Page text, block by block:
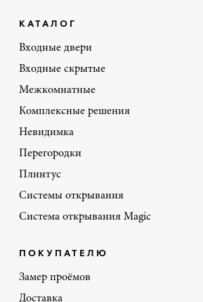
КАТАЛОГ
Входные двери
Входные скрытые
Межкомнатные
Комплексные решения
Невидимка
Перегородки
Плинтус
Системы открывания
Система открывания Magic
ПОКУПАТЕЛЮ
Замер проёмов
Доставка